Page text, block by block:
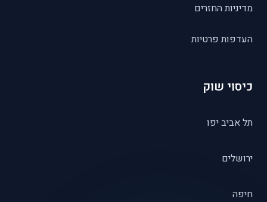
מדיניות החזרים
העדפות פרטיות
כיסוי שוק
תל אביב יפו
ירושלים
חיפה